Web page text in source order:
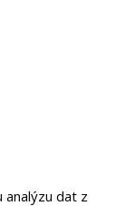
analýzu dat z